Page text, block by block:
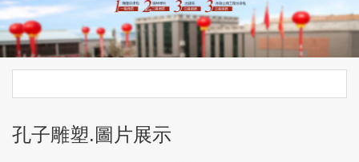
孔子雕塑.圖片展示